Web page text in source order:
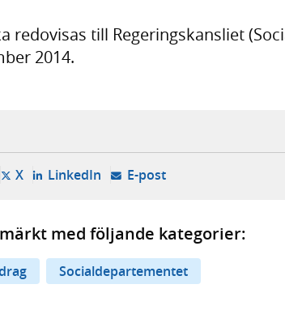
redovisas till Regeringskansliet
2014.
i ny flik, extern webbplats,
X- öppnas i ny flik, extern webbplats,
LinkedIn- öppnas i ny flik, extern
E-post- öppnar din e-
med följande kategorier:
Socialdepartementet